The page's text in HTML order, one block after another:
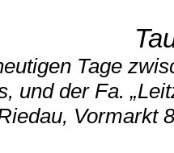
Tage
und der Fa.
Vormarkt